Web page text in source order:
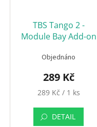
TBS Tango 2 -
Module Bay Add-on
Objednáno
289 Kč
Měrná
289 Kč / 1 ks
DETAIL